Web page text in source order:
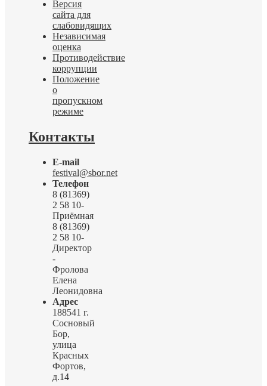
Версия
сайта для
слабовидящих
Независимая
оценка
Противодействие
коррупции
Положение
о
пропускном
режиме
Контакты
E-mail
festival@sbor.net
Телефон
8 (81369)
2 58 10-
Приёмная
8 (81369)
2 58 10-
Директор
-
Фролова
Елена
Леонидовна
Адрес
188541 г.
Сосновый
Бор,
улица
Красных
Фортов,
д.14